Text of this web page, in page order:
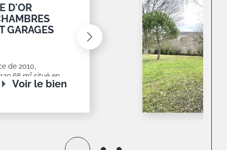
AVEC
sud
et
le bien